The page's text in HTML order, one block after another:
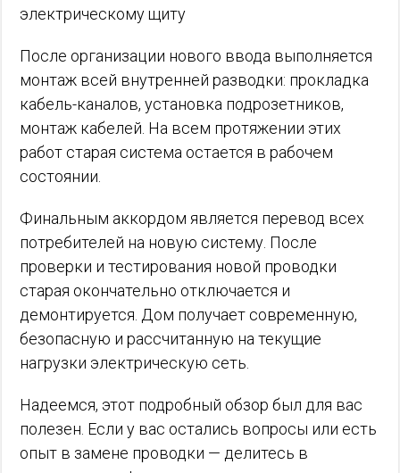
электрическому щиту
После организации нового ввода выполняется
монтаж всей внутренней разводки: прокладка
кабель-каналов, установка подрозетников,
монтаж кабелей. На всем протяжении этих
работ старая система остается в рабочем
состоянии.
Финальным аккордом является перевод всех
потребителей на новую систему. После
проверки и тестирования новой проводки
старая окончательно отключается и
демонтируется. Дом получает современную,
безопасную и рассчитанную на текущие
нагрузки электрическую сеть.
Надеемся, этот подробный обзор был для вас
полезен. Если у вас остались вопросы или есть
опыт в замене проводки — делитесь в